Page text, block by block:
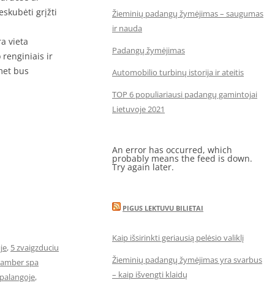
grįžti
vieta
renginiais ir
bus
, 5 zvaigzduciu
amber spa
,
Žieminių padangų žymėjimas – saugumas
ir nauda
Padangų žymėjimas
Automobilio turbinų istorija ir ateitis
TOP 6 populiariausi padangų gamintojai
Lietuvoje 2021
An error has occurred, which
probably means the feed is down.
Try again later.
PIGUS LEKTUVU BILIETAI
Kaip išsirinkti geriausią pelėsio valiklį
Žieminių padangų žymėjimas yra svarbus
– kaip išvengti klaidų